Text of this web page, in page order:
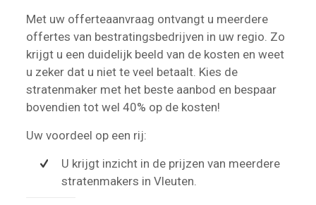
Met uw offerteaanvraag ontvangt u meerdere
offertes van bestratingsbedrijven in uw regio. Zo
krijgt u een duidelijk beeld van de kosten en weet
u zeker dat u niet te veel betaalt. Kies de
stratenmaker met het beste aanbod en bespaar
bovendien tot wel 40% op de kosten!
Uw voordeel op een rij:
U krijgt inzicht in de prijzen van meerdere
stratenmakers in Vleuten.